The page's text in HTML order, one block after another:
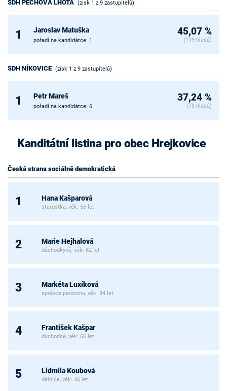
SDH PECHOVA LHOTA (zisk 1 z 9 zastupitelů)
1 Jaroslav Matuška
pořadí na kandidátce: 1
45,07 %
(119 hlasů)
SDH NÍKOVICE (zisk 1 z 9 zastupitelů)
1 Petr Mareš
pořadí na kandidátce: 6
37,24 %
(73 hlasů)
Kanditátní listina pro obec Hrejkovice
Česká strana sociálně demokratická
1 Hana Kašparová
starostka, věk: 55 let
2 Marie Hejhalová
důchodkyně, věk: 62 let
3 Markéta Luxíková
správce penzionu, věk: 34 let
4 František Kašpar
důchodce, věk: 66 let
5 Lidmila Koubová
dělnice, věk: 46 let